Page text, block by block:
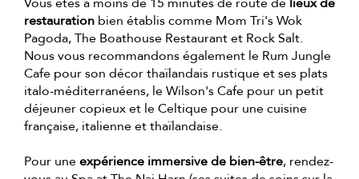
Vous êtes à moins de 15 minutes de route de lieux de
restauration bien établis comme Mom Tri's Wok
Pagoda, The Boathouse Restaurant et Rock Salt.
Nous vous recommandons également le Rum Jungle
Cafe pour son décor thaïlandais rustique et ses plats
italo-méditerranéens, le Wilson's Cafe pour un petit
déjeuner copieux et le Celtique pour une cuisine
française, italienne et thaïlandaise.
Pour uneexpérience immersive de bien-être, rendez-